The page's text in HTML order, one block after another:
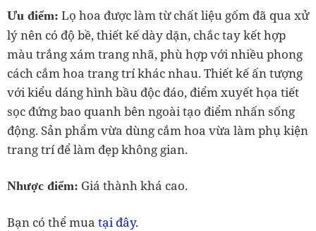
Ưu điểm: Lọ hoa được làm từ chất liệu gốm đã qua xử
lý nên có độ bề, thiết kế dày dặn, chắc tay kết hợp
màu trắng xám trang nhã, phù hợp với nhiều phong
cách cắm hoa trang trí khác nhau. Thiết kế ấn tượng
với kiểu dáng hình bầu độc đáo, điểm xuyết họa tiết
sọc đứng bao quanh bên ngoài tạo điểm nhấn sống
động. Sản phẩm vừa dùng cắm hoa vừa làm phụ kiện
trang trí để làm đẹp không gian.
Nhược điểm: Giá thành khá cao.
Bạn có thể mua tại đây.